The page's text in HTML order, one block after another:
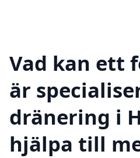
Vad kan ett
är
dränering i
hjälpa till